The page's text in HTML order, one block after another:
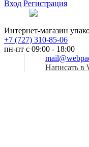
Вход Регистрация
Интернет-магазин
+7 (727) 310-85-06
пн-пт с 09:00 - 18:00
Написать в